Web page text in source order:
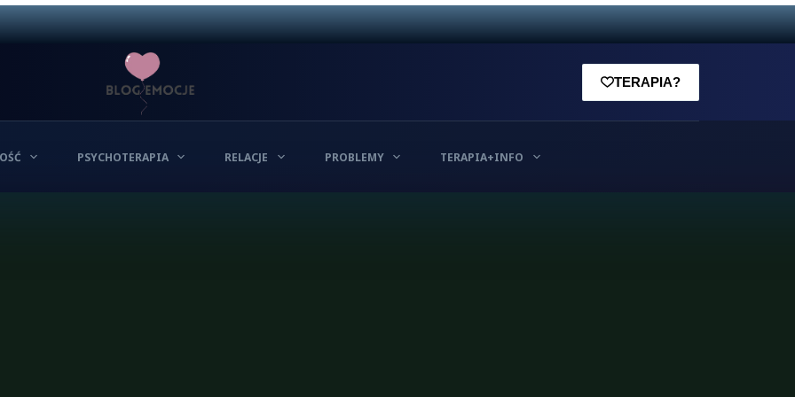
TERAPIA?
PSYCHOTERAPIA RELACJE PROBLEMY TERAPIA+INFO